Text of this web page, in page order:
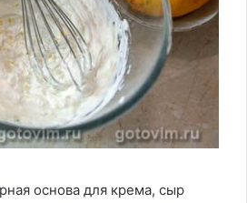
основа для крема, сыр